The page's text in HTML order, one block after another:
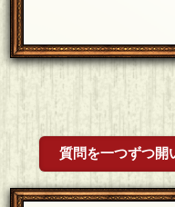
質問を一つずつ開